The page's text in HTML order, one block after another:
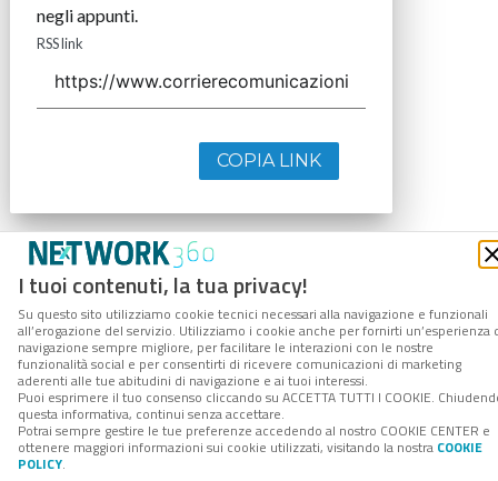
I tuoi contenuti, la tua privacy!
Su questo sito utilizziamo cookie tecnici necessari alla navigazione e funzionali
all’erogazione del servizio. Utilizziamo i cookie anche per fornirti un’esperienza
navigazione sempre migliore, per facilitare le interazioni con le nostre
funzionalità social e per consentirti di ricevere comunicazioni di marketing
aderenti alle tue abitudini di navigazione e ai tuoi interessi.
Puoi esprimere il tuo consenso cliccando su ACCETTA TUTTI I COOKIE.
questa informativa, continui senza accettare.
Potrai sempre gestire le tue preferenze accedendo al nostro COOKIE CENTER e
ottenere maggiori informazioni sui cookie utilizzati, visitando la nostra COOKIE
POLICY.
negli appunti.
RSS link
COPIA LINK